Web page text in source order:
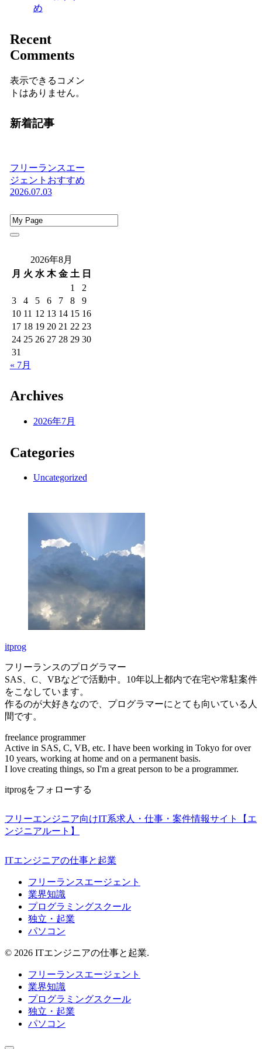
め
Recent
Comments
表示できるコメン
トはありません。
新着記事
フリーランスエー
ジェントおすすめ
2026.07.03
2026年8月
月 火 水 木 金 土 日
1
2
3
4 5 6 7 8
9
10 11 12 13 14 15 16
17 18 19 20 21 22 23
24 25 26 27 28 29 30
31
« 7月
Archives
2026年7月
Categories
Uncategorized
itprog
フリーランスのプログラマー
SAS、C、VBなどで活動中。10年以上都内で在宅や常駐案件
をこなしています。
作るのが大好きなので、プログラマーにとても向いている人
間です。
freelance programmer
Active in SAS, C, VB, etc. I have been working in Tokyo for over
10 years, working at home and on a permanent basis.
I love creating things, so I'm a great person to be a programmer.
itprogをフォローする
フリーエンジニア向けIT系求人・仕事・案件情報サイト【エ
ンジニアルート】
ITエンジニアの仕事と起業
フリーランスエージェント
業界知識
プログラミングスクール
独立・起業
パソコン
© 2026 ITエンジニアの仕事と起業.
フリーランスエージェント
業界知識
プログラミングスクール
独立・起業
パソコン